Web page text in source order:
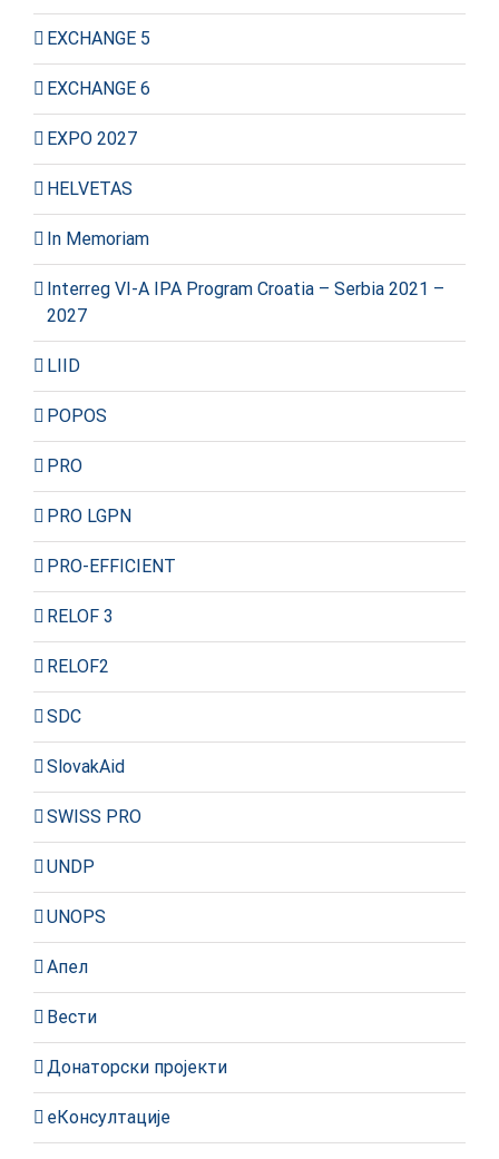
EXCHANGE 5
EXCHANGE 6
EXPO 2027
HELVETAS
In Memoriam
Interreg VI-A IPA Program Croatia – Serbia 2021 –
2027
LIID
POPOS
PRO
PRO LGPN
PRO-EFFICIENT
RELOF 3
RELOF2
SDC
SlovakAid
SWISS PRO
UNDP
UNOPS
Апел
Вести
Донаторски пројекти
еКонсултације